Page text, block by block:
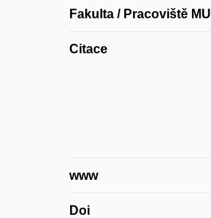
Fakulta / Pracoviště MU
Citace
www
Doi